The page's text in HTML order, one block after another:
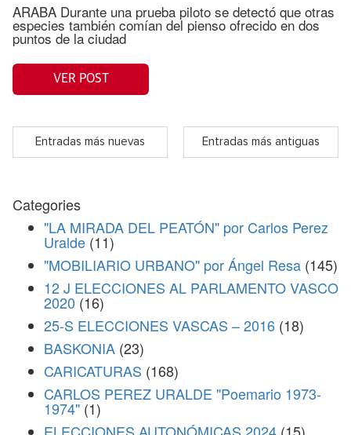
ARABA Durante una prueba piloto se detectó que otras
especies también comían del pienso ofrecido en dos
puntos de la ciudad
VER POST
Entradas más nuevas Entradas más antiguas
Categories
"LA MIRADA DEL PEATÓN" por Carlos Perez
Uralde (11)
"MOBILIARIO URBANO" por Ángel Resa (145)
12 J ELECCIONES AL PARLAMENTO VASCO
2020 (16)
25-S ELECCIONES VASCAS – 2016 (18)
BASKONIA (23)
CARICATURAS (168)
CARLOS PEREZ URALDE "Poemario 1973-
1974" (1)